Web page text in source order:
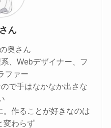
ん
奥さん
、Webデザイナー、フ
ファー
で手はなかなか出さな
作ることが好きなのは
変わらず